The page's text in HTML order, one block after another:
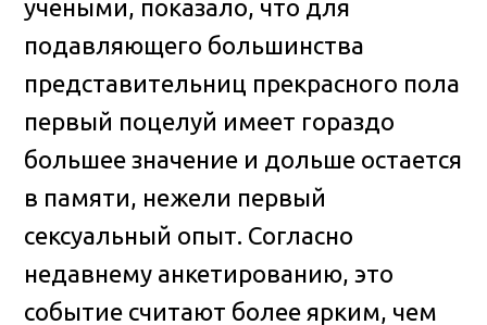
учеными, показало, что для
подавляющего большинства
представительниц прекрасного пола
первый поцелуй имеет гораздо
большее значение и дольше остается
в памяти, нежели первый
сексуальный опыт. Согласно
недавнему анкетированию, это
событие считают более ярким, чем